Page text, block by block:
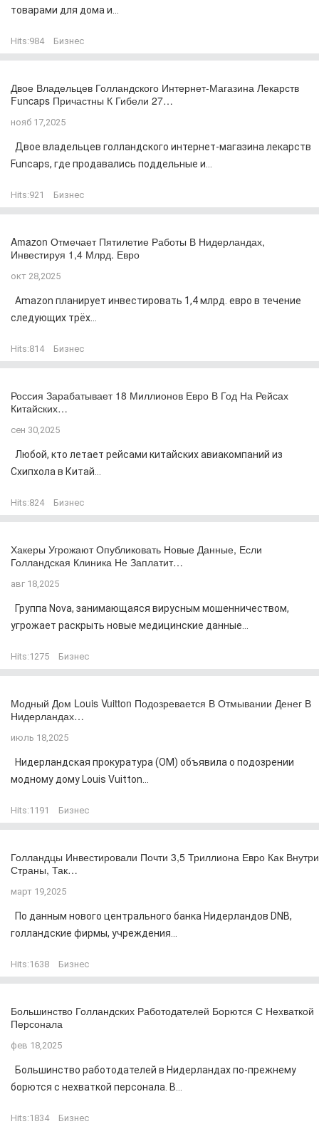
товарами для дома и...
Hits:984 Бизнес
Двое Владельцев Голландского Интернет-Магазина Лекарств
Funcaps Причастны К Гибели 27…
нояб 17,2025
Двое владельцев голландского интернет-магазина лекарств
Funcaps, где продавались поддельные и...
Hits:921 Бизнес
Amazon Отмечает Пятилетие Работы В Нидерландах,
Инвестируя 1,4 Млрд. Евро
окт 28,2025
Amazon планирует инвестировать 1,4 млрд. евро в течение
следующих трёх...
Hits:814 Бизнес
Россия Зарабатывает 18 Миллионов Евро В Год На Рейсах
Китайских…
сен 30,2025
Любой, кто летает рейсами китайских авиакомпаний из
Схипхола в Китай...
Hits:824 Бизнес
Хакеры Угрожают Опубликовать Новые Данные, Если
Голландская Клиника Не Заплатит…
авг 18,2025
Группа Nova, занимающаяся вирусным мошенничеством,
угрожает раскрыть новые медицинские данные...
Hits:1275 Бизнес
Модный Дом Louis Vuitton Подозревается В Отмывании Денег В
Нидерландах…
июль 18,2025
Нидерландская прокуратура (OM) объявила о подозрении
модному дому Louis Vuitton...
Hits:1191 Бизнес
Голландцы Инвестировали Почти 3,5 Триллиона Евро Как Внутри
Страны, Так…
март 19,2025
По данным нового центрального банка Нидерландов DNB,
голландские фирмы, учреждения...
Hits:1638 Бизнес
Большинство Голландских Работодателей Борются С Нехваткой
Персонала
фев 18,2025
Большинство работодателей в Нидерландах по-прежнему
борются с нехваткой персонала. В...
Hits:1834 Бизнес